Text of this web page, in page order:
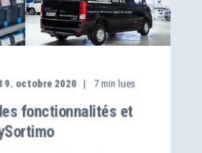
octobre 2020 7min lues
fonctionnalités et